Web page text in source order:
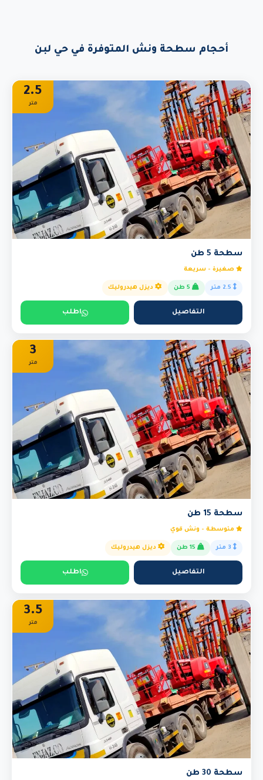
أحجام سطحة ونش المتوفرة في حي لبن
2.5
متر
سطحة 5 طن
صغيرة - سريعة
ديزل هيدروليك
التفاصيل اطلب
3
متر
سطحة 15 طن
متوسطة - ونش قوي
ديزل هيدروليك
التفاصيل اطلب
3.5
متر
سطحة 30 طن